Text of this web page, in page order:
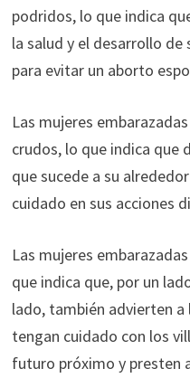
podridos, lo que indica
la salud y el desarrollo
para evitar un aborto
Las mujeres
crudos, lo que indica que
que sucede a su
cuidado en sus acciones
Las mujeres
que indica que, por un
lado, también advierten a
tengan cuidado con los
futuro próximo y presten